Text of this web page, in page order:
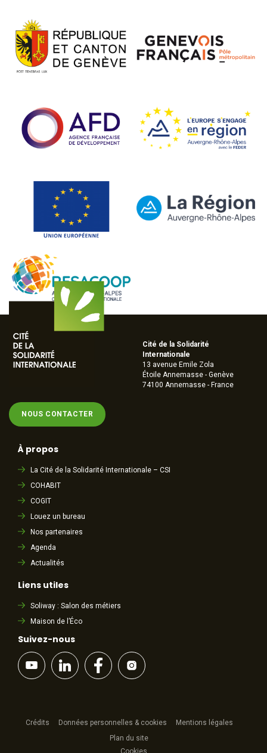
NOUS CONTACTER
Cité de la Solidarité
Internationale
13 avenue Emile Zola
Étoile Annemasse - Genève
74100 Annemasse - France
À propos
La Cité de la Solidarité Internationale – CSI
COHABIT
COGIT
Louez un bureau
Nos partenaires
Agenda
Actualités
Liens utiles
Soliway : Salon des métiers
Maison de l’Éco
Suivez-nous
Crédits Données personnelles & cookies
Mentions légales
Plan du site
Cookies